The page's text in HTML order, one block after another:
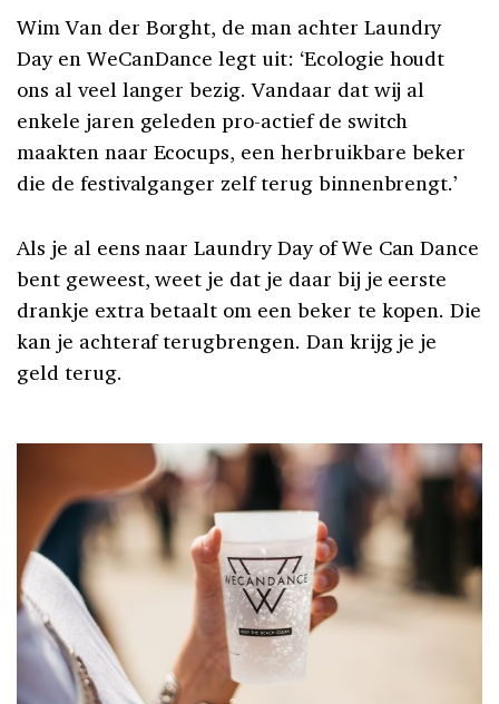
Wim Van der Borght, de man achter Laundry
Day en WeCanDance legt uit: ‘Ecologie houdt
ons al veel langer bezig. Vandaar dat wij al
enkele jaren geleden pro-actief de switch
maakten naar Ecocups, een herbruikbare beker
die de festivalganger zelf terug binnenbrengt.’
Als je al eens naar Laundry Day of We Can Dance
bent geweest, weet je dat je daar bij je eerste
drankje extra betaalt om een beker te kopen. Die
kan je achteraf terugbrengen. Dan krijg je je
geld terug.